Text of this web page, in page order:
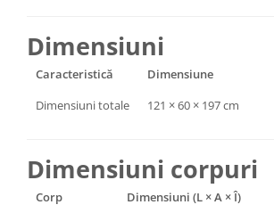
Dimensiuni
Caracteristică
Dimensiune
Dimensiuni totale
121 × 60 × 197 cm
Dimensiuni corpuri
Corp
Dimensiuni (L × A × Î)